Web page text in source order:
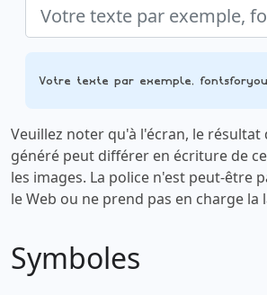
Votre texte par exemple,
Veuillez noter qu'à l'écran, le résultat
généré peut différer en écriture de
les images. La police n'est peut-être
le Web ou ne prend pas en charge la
Symboles